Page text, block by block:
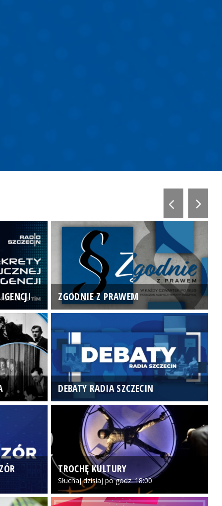
ZGODNIE Z PRAWEM
DEBATY RADIA SZCZECIN
TROCHĘ KULTURY
Słuchaj dzisiaj po godz. 18:00